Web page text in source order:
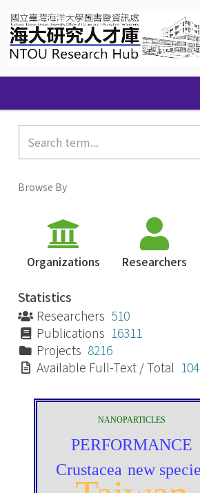
navigation
Browse By
Organizations Researchers
Statistics
Researchers 510
Publications 16311
Projects 8216
Available Full-Text / Total 104